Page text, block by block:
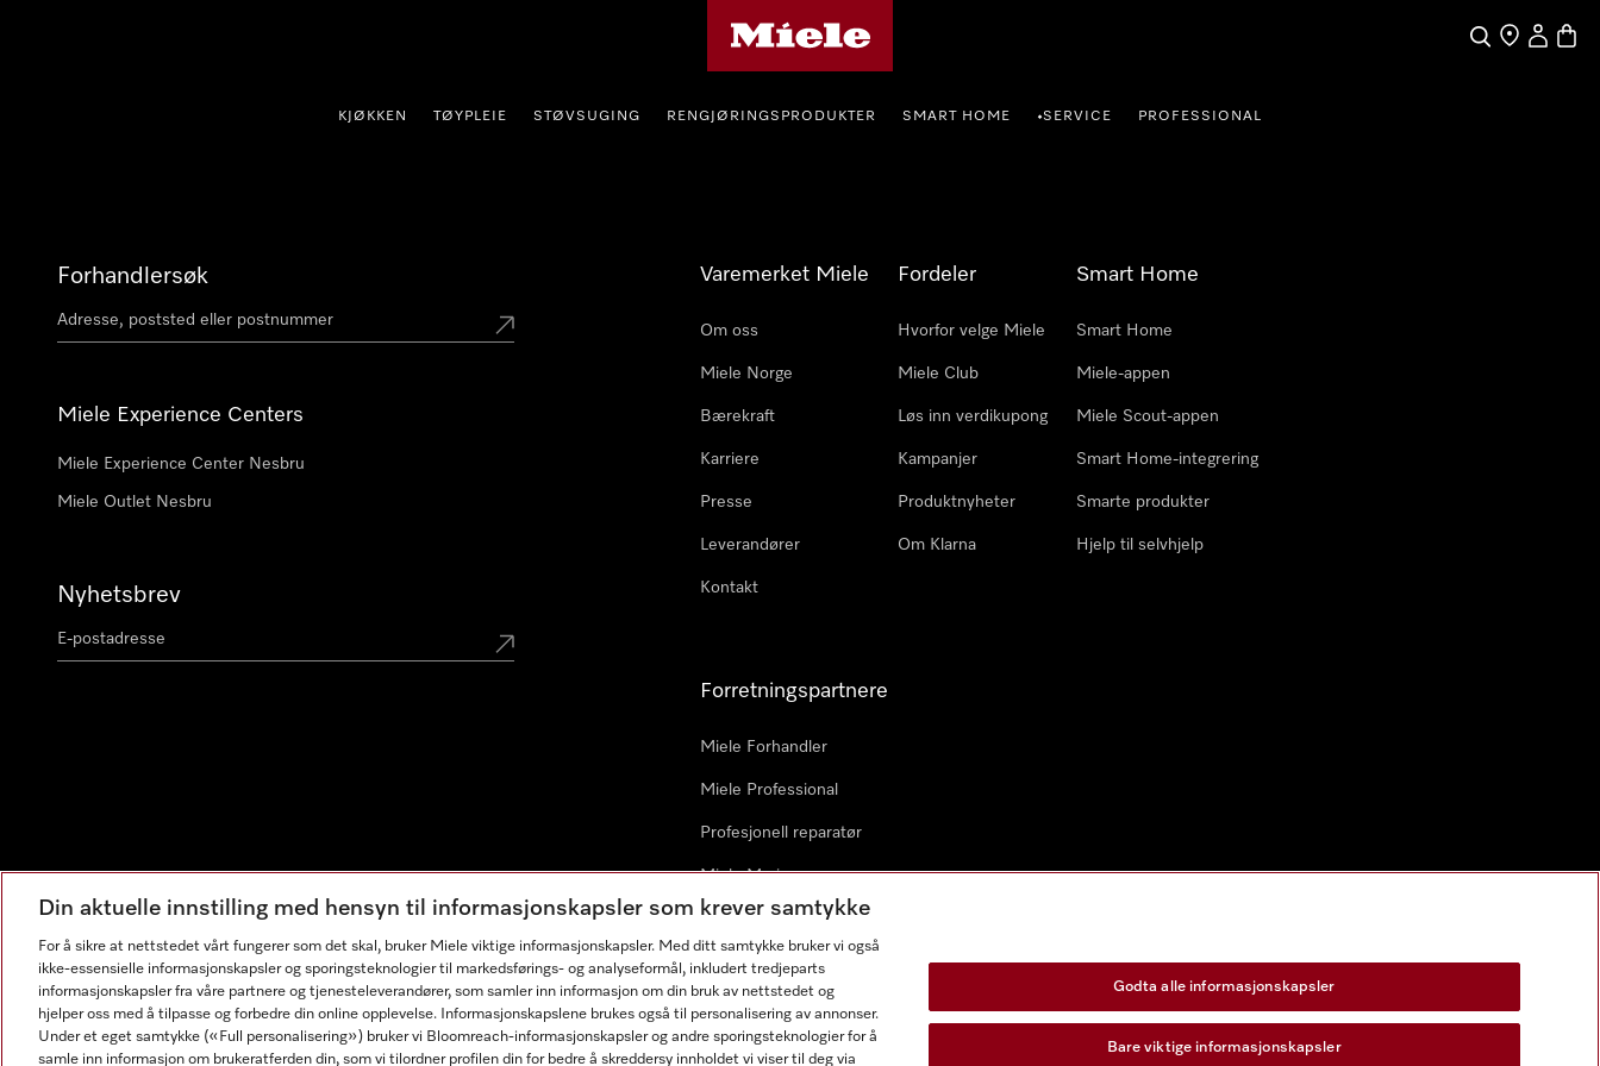
Søk
Finn enMin Konto
KJØKKEN TØYPLEIE STØVSUGING RENGJØRINGSPRODUKTER SMART HOME •SERVICE PROFESSIONAL
Forhandlersøk
Miele Experience Centers
Miele Experience Center Nesbru
Miele Outlet Nesbru
Nyhetsbrev
Varemerket Miele
Om oss
Miele Norge
Bærekraft
Karriere
Presse
Leverandører
Kontakt
Fordeler
Hvorfor velge Miele
Miele Club
Løs inn verdikupong
Kampanjer
Produktnyheter
Om Klarna
Smart Home
Smart Home
Miele-appen
Miele Scout-appen
Smart Home-integrering
Smarte produkter
Hjelp til selvhjelp
Forretningspartnere
Miele Forhandler
Miele Professional
Profesjonell reparatør
Miele Marine
Arkitekter & byggherrer
Din aktuelle innstilling med hensyn til informasjonskapsler som krever samtykke
For å sikre at nettstedet vårt fungerer som det skal, bruker Miele viktige informasjonskapsler. Med ditt samtykke bruker vi også
ikke-essensielle informasjonskapsler og sporingsteknologier til markedsførings- og analyseformål, inkludert tredjeparts
informasjonskapsler fra våre partnere og tjenesteleverandører, som samler inn informasjon om din bruk av nettstedet og
hjelper oss med å tilpasse og forbedre din online opplevelse. Informasjonskapslene brukes også til personalisering av annonser.
Under et eget samtykke («Full personalisering») bruker vi Bloomreach-informasjonskapsler og andre sporingsteknologier for å
samle inn informasjon om brukeratferden din, som vi tilordner profilen din for bedre å skreddersy innholdet vi viser til deg via
Godta alle informasjonskapsler
Bare viktige informasjonskapsler